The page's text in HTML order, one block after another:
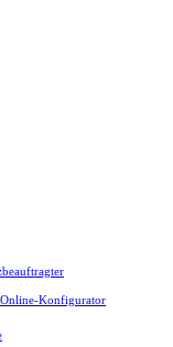
Online-Konfigurator